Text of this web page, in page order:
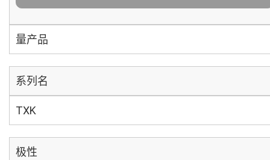
量产品
系列名
TXK
极性